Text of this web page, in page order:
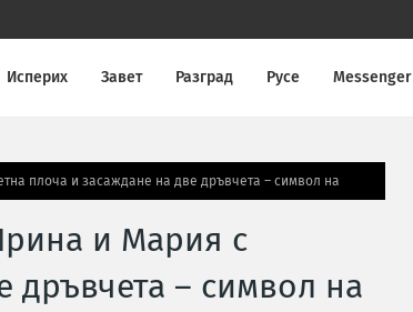
Исперих Завет Разград Русе Messenger
плоча и засаждане на две дръвчета – символ на
и Мария с
дръвчета – символ на